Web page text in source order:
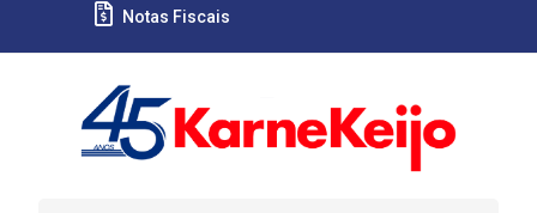
Notas Fiscais